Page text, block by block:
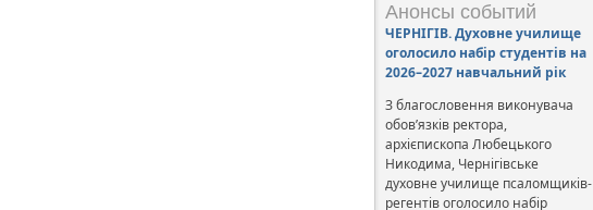
Анонсы событий
ЧЕРНІГІВ. Духовне училище
оголосило набір студентів на
2026–2027 навчальний рік
З благословення виконувача
обов’язків ректора,
архієпископа Любецького
Никодима, Чернігівське
духовне училище псаломщиків-
регентів оголосило набір